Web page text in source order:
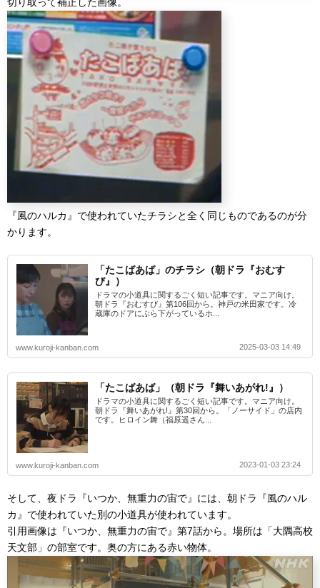
切り取って補正した画像。
『風のハルカ』で使われていたチラシと全く同じものであるのが分
かります。
「たこばあば」のチラシ（朝ドラ『おむす
び』）
ドラマの小道具に関するごく短い記事です。マニア向け。
朝ドラ『おむすび』第106回から。神戸の米田家です。冷
蔵庫のドアにぶら下がっているホ...
www.kuroji-kanban.com 2025-03-03 14:49
「たこばあば」（朝ドラ『舞いあがれ!』）
ドラマの小道具に関するごく短い記事です。マニア向け。
朝ドラ『舞いあがれ!』第30回から。「ノーサイド」の店内
です。ヒロイン舞（福原遥さん...
www.kuroji-kanban.com 2023-01-03 23:24
そして、夜ドラ『いつか、無重力の宙で』には、朝ドラ『風のハル
カ』で使われていた別の小道具が使われています。
引用画像は『いつか、無重力の宙で』第7話から。場所は「大隅高校
天文部」の部室です。奥の方にある赤い物体。